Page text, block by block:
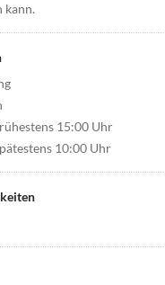
kann.
15:00 Uhr
10:00 Uhr